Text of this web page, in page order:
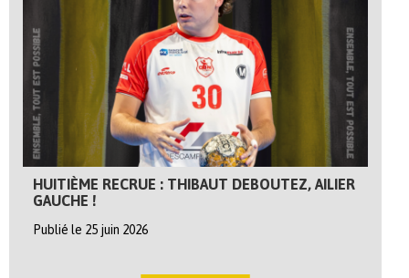
HUITIÈME RECRUE : THIBAUT DEBOUTEZ, AILIER
GAUCHE !
Publié le 25 juin 2026